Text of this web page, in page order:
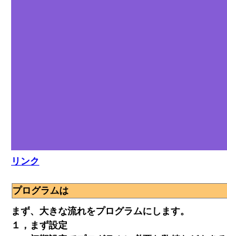
リンク
プログラムは
まず、大きな流れをプログラムにします。
１，まず設定